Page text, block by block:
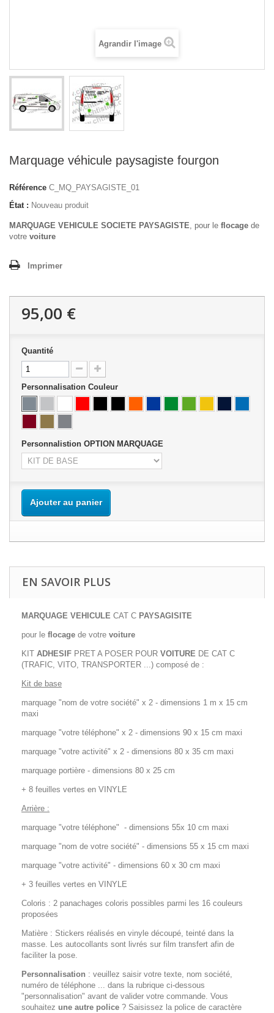
Agrandir l'image
Marquage véhicule paysagiste fourgon
Référence C_MQ_PAYSAGISTE_01
État : Nouveau produit
MARQUAGE VEHICULE SOCIETE PAYSAGISTE, pour le flocage de
votre voiture
Imprimer
95,00 €
Quantité
Personnalisation Couleur
Personnalistion OPTION MARQUAGE
Ajouter au panier
EN SAVOIR PLUS
MARQUAGE VEHICULE CAT C PAYSAGISITE
pour le flocage de votre voiture
KIT ADHESIF PRET A POSER POUR VOITURE DE CAT C
(TRAFIC, VITO, TRANSPORTER ...) composé de :
Kit de base
marquage "nom de votre société" x 2 - dimensions 1 m x 15 cm
maxi
marquage "votre téléphone" x 2 - dimensions 90 x 15 cm maxi
marquage "votre activité" x 2 - dimensions 80 x 35 cm maxi
marquage portière - dimensions 80 x 25 cm
+ 8 feuilles vertes en VINYLE
Arrière :
marquage "votre téléphone" - dimensions 55x 10 cm maxi
marquage "nom de votre société" - dimensions 55 x 15 cm maxi
marquage "votre activité" - dimensions 60 x 30 cm maxi
+ 3 feuilles vertes en VINYLE
Coloris : 2 panachages coloris possibles parmi les 16 couleurs
proposées
Matière : Stickers réalisés en vinyle découpé, teinté dans la
masse. Les autocollants sont livrés sur film transfert afin de
faciliter la pose.
Personnalisation : veuillez saisir votre texte, nom société,
numéro de téléphone ... dans la rubrique ci-dessous
"personnalisation" avant de valider votre commande. Vous
souhaitez une autre police ? Saisissez la police de caractère